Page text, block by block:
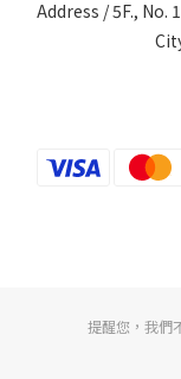
Address / 5F., No.
提醒您，我們